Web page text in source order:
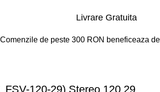
Livrare Gratuita
Comenzile de peste 300 RON beneficeaza
120-29) Stereo 120 29